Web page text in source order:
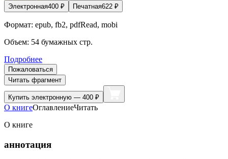
Электронная400 ₽ Печатная622 ₽
Формат: epub, fb2, pdfRead, mobi
Объем: 54 бумажных стр.
Подробнее
Пожаловаться
Читать фрагмент
Купить электронную — 400 ₽
О книгеОглавлениеЧитать
О книге
аннотация